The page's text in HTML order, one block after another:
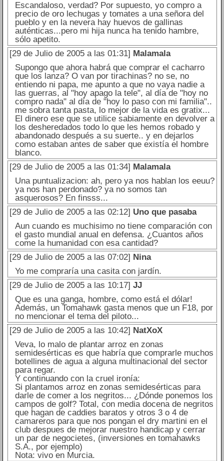
Escandaloso, verdad? Por supuesto, yo compro a
precio de oro lechugas y tomates a una señora del
pueblo y en la nevera hay huevos de gallinas
auténticas...pero mi hija nunca ha tenido hambre,
sólo apetito.
[29 de Julio de 2005 a las 01:31] Malamala
Supongo que ahora habrá que comprar el cacharro
que los lanza? O van por tirachinas? no se, no
entiendo ni papa, me apunto a que no vaya nadie a
las guerras, al "hoy apago la tele", al día de "hoy no
compro nada" al día de "hoy lo paso con mi familia"..
me sobra tanta pasta, lo mejor de la vida es gratix...
El dinero ese que se utilice sabiamente en devolver a
los desheredados todo lo que les hemos robado y
abandonado después a su suerte.. y en dejarlos
como estaban antes de saber que existía el hombre
blanco.
[29 de Julio de 2005 a las 01:34] Malamala
Una puntualizacion: ah, pero ya nos hablan los eeuu?
ya nos han perdonado? ya no somos tan
asquerosos? En finsss...
[29 de Julio de 2005 a las 02:12] Uno que pasaba
Aun cuando es muchisimo no tiene comparación con
el gasto mundial anual en defensa. ¿Cuantos años
come la humanidad con esa cantidad?
[29 de Julio de 2005 a las 07:02] Nina
Yo me compraría una casita con jardín.
[29 de Julio de 2005 a las 10:17] JJ
Que es una ganga, hombre, como está el dólar!
Además, un Tomahawk gasta menos que un F18, por
no mencionar el tema del piloto...
[29 de Julio de 2005 a las 10:42] NatXoX
Veva, lo malo de plantar arroz en zonas
semidesérticas es que habría que comprarle muchos
botellines de agua a alguna multinacional del sector
para regar.
Y continuando con la cruel ironía:
Si plantamos arroz en zonas semidesérticas para
darle de comer a los negritos... ¿Dónde ponemos los
campos de golf? Total, con media docena de negritos
que hagan de caddies baratos y otros 3 o 4 de
camareros para que nos pongan el dry martini en el
club despues de mejorar nuestro handicap y cerrar
un par de negocietes, (inversiones en tomahawks
S.A., por ejemplo)
Nota: vivo en Murcia.